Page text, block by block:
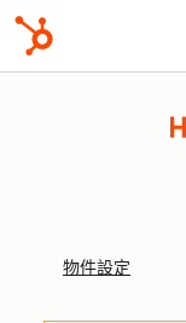
物件設定